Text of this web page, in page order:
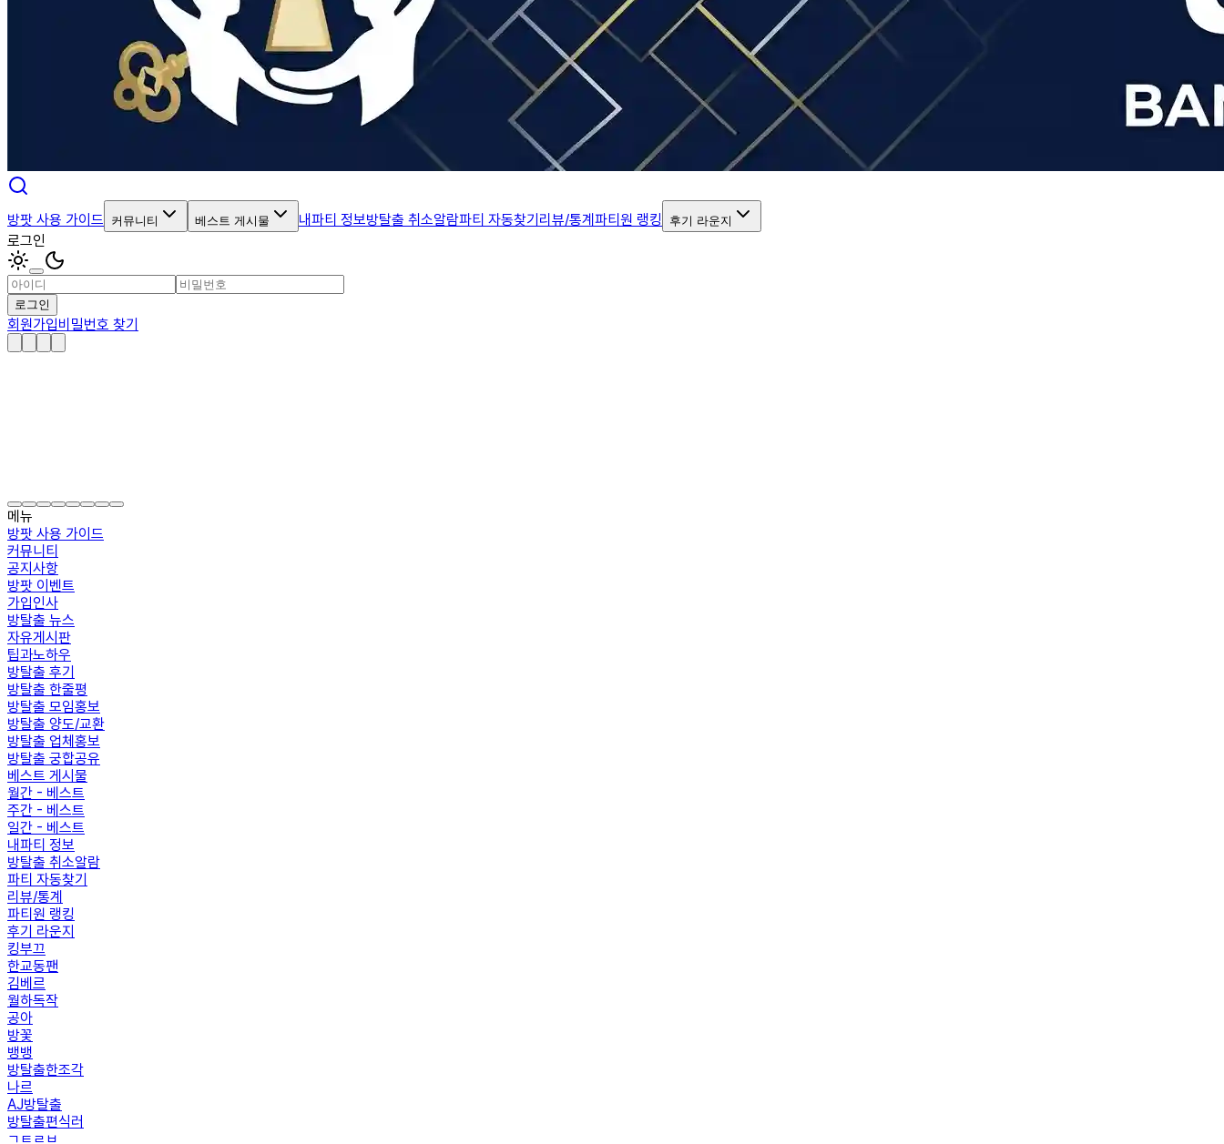
방팟 사용 가이드 커뮤니티 베스트 게시물 내파티 정보방탈출 취소알람파티 자동찾기리뷰/통계파티원 랭킹 후기 라운지
로그인
로그인
회원가입비밀번호 찾기
메뉴
방팟 사용 가이드
커뮤니티
공지사항
방팟 이벤트
가입인사
방탈출 뉴스
자유게시판
팁과노하우
방탈출 후기
방탈출 한줄평
방탈출 모임홍보
방탈출 양도/교환
방탈출 업체홍보
방탈출 궁합공유
베스트 게시물
월간 - 베스트
주간 - 베스트
일간 - 베스트
내파티 정보
방탈출 취소알람
파티 자동찾기
리뷰/통계
파티원 랭킹
후기 라운지
킹부끄
한교동팬
김베르
월하독작
공아
방꽃
뱅뱅
방탈출한조각
나르
AJ방탈출
방탈출편식러
ㄱㅌㄹㅂ